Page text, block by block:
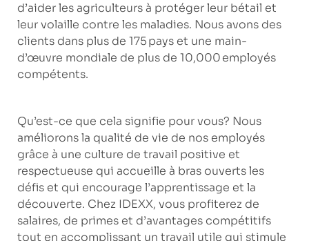
d’aider les agriculteurs à protéger leur bétail et
leur volaille contre les maladies. Nous avons des
clients dans plus de 175 pays et une main-
d’œuvre mondiale de plus de 10,000 employés
compétents.
Qu’est-ce que cela signifie pour vous? Nous
améliorons la qualité de vie de nos employés
grâce à une culture de travail positive et
respectueuse qui accueille à bras ouverts les
défis et qui encourage l’apprentissage et la
découverte. Chez IDEXX, vous profiterez de
salaires, de primes et d’avantages compétitifs
tout en accomplissant un travail utile qui stimule